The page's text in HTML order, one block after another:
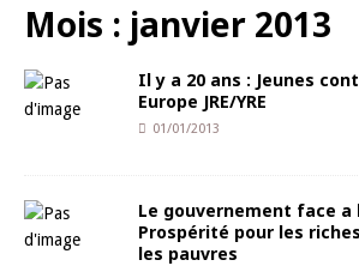
Mois : janvier 2013
Il y a 20 ans : Jeunes
Europe JRE/YRE
01/01/2013
Le gouvernement face a
Prospérité pour les
les pauvres